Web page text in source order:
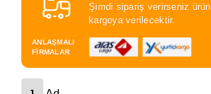
Şimdi sipariş verirseniz ürün
kargoya verilecektir.
ANLAŞMALI
FİRMALAR